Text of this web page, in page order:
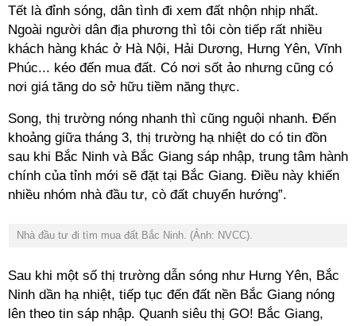
Tết là đỉnh sóng, dân tình đi xem đất nhộn nhịp nhất.
Ngoài người dân địa phương thì tôi còn tiếp rất nhiều
khách hàng khác ở Hà Nội, Hải Dương, Hưng Yên, Vĩnh
Phúc... kéo đến mua đất. Có nơi sốt ảo nhưng cũng có
nơi giá tăng do sở hữu tiềm năng thực.
Song, thị trường nóng nhanh thì cũng nguội nhanh. Đến
khoảng giữa tháng 3, thị trường hạ nhiệt do có tin đồn
sau khi Bắc Ninh và Bắc Giang sáp nhập, trung tâm hành
chính của tỉnh mới sẽ đặt tại Bắc Giang. Điều này khiến
nhiều nhóm nhà đầu tư, cò đất chuyển hướng”.
Nhà đầu tư đi tìm mua đất Bắc Ninh. (Ảnh: NVCC).
Sau khi một số thị trường dẫn sóng như Hưng Yên, Bắc
Ninh dần hạ nhiệt, tiếp tục đến đất nền Bắc Giang nóng
lên theo tin sáp nhập. Quanh siêu thị GO! Bắc Giang,